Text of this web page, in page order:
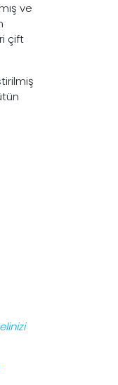
ve
çift